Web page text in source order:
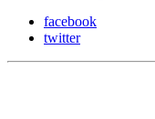
facebook
twitter